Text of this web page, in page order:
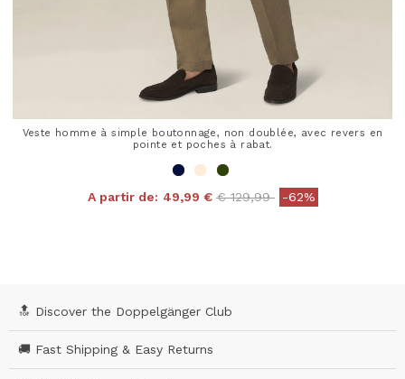
Veste homme à simple boutonnage, non doublée, avec revers en
pointe et poches à rabat.
A partir de: 49,99 € Price reduced from
€ 129,99to-62%
🔝 Discover the Doppelgänger Club
🚚 Fast Shipping & Easy Returns